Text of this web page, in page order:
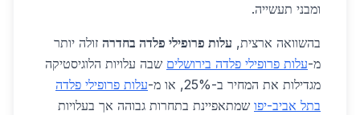
ומבני תעשייה.
בהשוואה ארצית, עלות פרופילי פלדה בחדרה זולה יותר
מ-עלות פרופילי פלדה בירושלים שבה עלויות הלוגיסטיקה
מגדילות את המחיר ב-25%, או מ-
עלות פרופילי פלדה
בתל אביב-יפו שמתאפיינת בתחרות גבוהה אך בעלויות